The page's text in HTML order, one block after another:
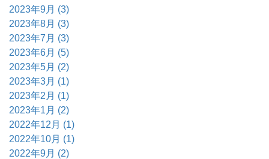
2023年9月 (3)
2023年8月 (3)
2023年7月 (3)
2023年6月 (5)
2023年5月 (2)
2023年3月 (1)
2023年2月 (1)
2023年1月 (2)
2022年12月 (1)
2022年10月 (1)
2022年9月 (2)